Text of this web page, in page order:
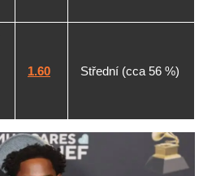
1.60 Střední (cca 56 %)